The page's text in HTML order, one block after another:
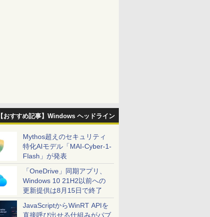
【おすすめ記事】Windows ヘッドライン
Mythos超えのセキュリティ
特化AIモデル「MAI-Cyber-1-
Flash」が発表
「OneDrive」同期アプリ、
Windows 10 21H2以前への
更新提供は8月15日で終了
JavaScriptからWinRT APIを
直接呼び出せる仕組みがパブ